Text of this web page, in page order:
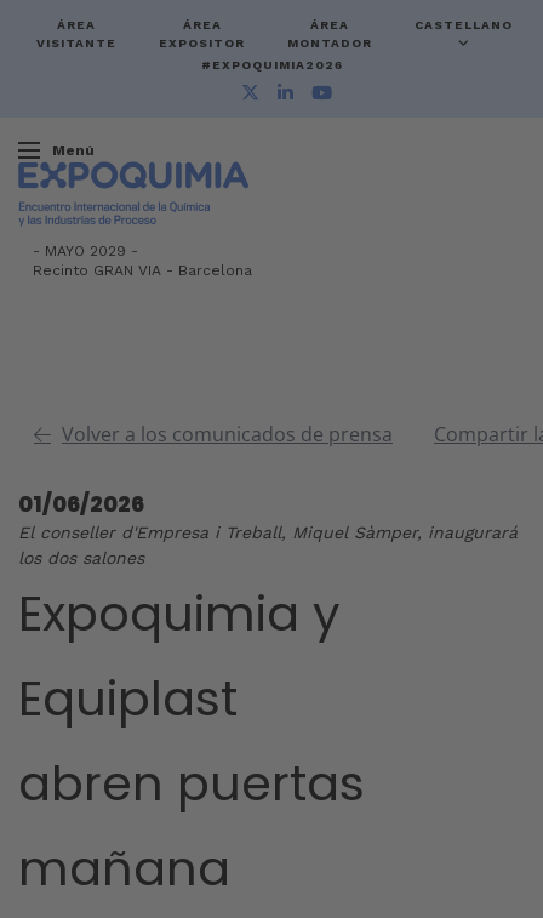
ÁREA
VISITANTE
ÁREA
EXPOSITOR
ÁREA
MONTADOR
CASTELLANO
#EXPOQUIMIA2026
Menú
- MAYO 2029 -
Recinto GRAN VIA - Barcelona
Volver a los comunicados de prensa Compartir
01/06/2026
El conseller d'Empresa i Treball, Miquel Sàmper, inaugurará
los dos salones
Expoquimia y
Equiplast
abren puertas
mañana